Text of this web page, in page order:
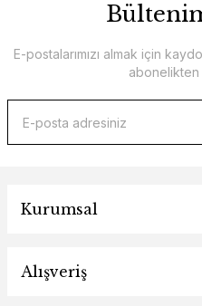
E-postalarımızı almak için
abonelikten
Kurumsal
Alışveriş